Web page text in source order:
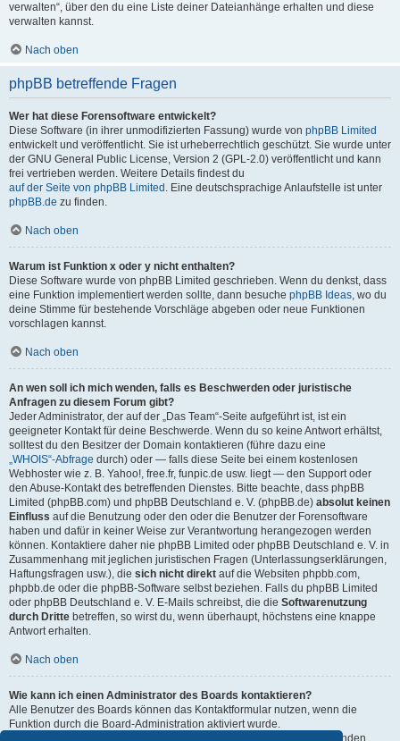
verwalten“, über den du eine Liste deiner Dateianhänge erhalten und diese
verwalten kannst.
Nach oben
phpBB betreffende Fragen
Wer hat diese Forensoftware entwickelt?
Diese Software (in ihrer unmodifizierten Fassung) wurde von phpBB Limited
entwickelt und veröffentlicht. Sie ist urheberrechtlich geschützt. Sie wurde unter
der GNU General Public License, Version 2 (GPL-2.0) veröffentlicht und kann
frei vertrieben werden. Weitere Details findest du
auf der Seite von phpBB Limited . Eine deutschsprachige Anlaufstelle ist unter
phpBB.de zu finden.
Nach oben
Warum ist Funktion x oder y nicht enthalten?
Diese Software wurde von phpBB Limited geschrieben. Wenn du denkst, dass
eine Funktion implementiert werden sollte, dann besuche phpBB Ideas, wo du
deine Stimme für bestehende Vorschläge abgeben oder neue Funktionen
vorschlagen kannst.
Nach oben
An wen soll ich mich wenden, falls es Beschwerden oder juristische
Anfragen zu diesem Forum gibt?
Jeder Administrator, der auf der „Das Team“-Seite aufgeführt ist, ist ein
geeigneter Kontakt für deine Beschwerde. Wenn du so keine Antwort erhältst,
solltest du den Besitzer der Domain kontaktieren (führe dazu eine
„WHOIS“-Abfrage durch) oder — falls diese Seite bei einem kostenlosen
Webhoster wie z. B. Yahoo!, free.fr, funpic.de usw. liegt — den Support oder
den Abuse-Kontakt des betreffenden Dienstes. Bitte beachte, dass phpBB
Limited (phpBB.com) und phpBB Deutschland e. V. (phpBB.de) absolut keinen
Einfluss auf die Benutzung oder den oder die Benutzer der Forensoftware
haben und dafür in keiner Weise zur Verantwortung herangezogen werden
können. Kontaktiere daher nie phpBB Limited oder phpBB Deutschland e. V. in
Zusammenhang mit jeglichen juristischen Fragen (Unterlassungserklärungen,
Haftungsfragen usw.), die sich nicht direkt auf die Websiten phpbb.com,
phpbb.de oder die phpBB-Software selbst beziehen. Falls du phpBB Limited
oder phpBB Deutschland e. V. E-Mails schreibst, die die Softwarenutzung
durch Dritte betreffen, so wirst du, wenn überhaupt, höchstens eine knappe
Antwort erhalten.
Nach oben
Wie kann ich einen Administrator des Boards kontaktieren?
Alle Benutzer des Boards können das Kontaktformular nutzen, wenn die
Funktion durch die Board-Administration aktiviert wurde.
Mitglieder des Boards können zusätzlich den Link „Das Team“ verwenden.